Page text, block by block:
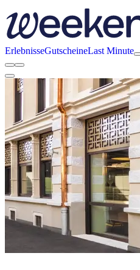
ErlebnisseGutscheineLast Minute